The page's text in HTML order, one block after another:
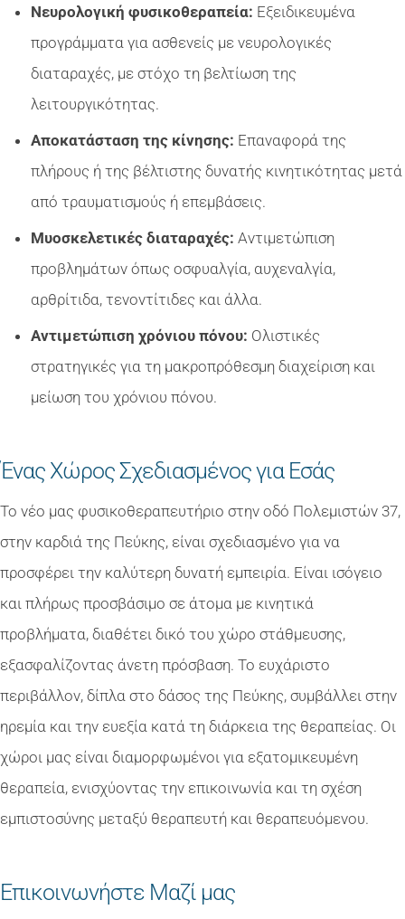
Νευρολογική φυσικοθεραπεία: Εξειδικευμένα
προγράμματα για ασθενείς με νευρολογικές
διαταραχές, με στόχο τη βελτίωση της
λειτουργικότητας.
Αποκατάσταση της κίνησης: Επαναφορά της
πλήρους ή της βέλτιστης δυνατής κινητικότητας μετά
από τραυματισμούς ή επεμβάσεις.
Μυοσκελετικές διαταραχές: Αντιμετώπιση
προβλημάτων όπως οσφυαλγία, αυχεναλγία,
αρθρίτιδα, τενοντίτιδες και άλλα.
Αντιμετώπιση χρόνιου πόνου: Ολιστικές
στρατηγικές για τη μακροπρόθεσμη διαχείριση και
μείωση του χρόνιου πόνου.
Ένας Χώρος Σχεδιασμένος για Εσάς
Το νέο μας φυσικοθεραπευτήριο στην οδό Πολεμιστών 37,
στην καρδιά της Πεύκης, είναι σχεδιασμένο για να
προσφέρει την καλύτερη δυνατή εμπειρία. Είναι ισόγειο
και πλήρως προσβάσιμο σε άτομα με κινητικά
προβλήματα, διαθέτει δικό του χώρο στάθμευσης,
εξασφαλίζοντας άνετη πρόσβαση. Το ευχάριστο
περιβάλλον, δίπλα στο δάσος της Πεύκης, συμβάλλει στην
ηρεμία και την ευεξία κατά τη διάρκεια της θεραπείας. Οι
χώροι μας είναι διαμορφωμένοι για εξατομικευμένη
θεραπεία, ενισχύοντας την επικοινωνία και τη σχέση
εμπιστοσύνης μεταξύ θεραπευτή και θεραπευόμενου.
Επικοινωνήστε Μαζί μας